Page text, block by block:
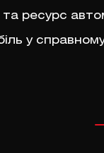
ресурс
у